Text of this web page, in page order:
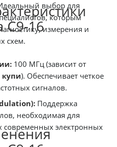
выбор для
которым
измерения и
схем.
С9-16
100 МГц (зависит от
купи). Обеспечивает четкое
сигналов.
Поддержка
необходимая для
современных электронных